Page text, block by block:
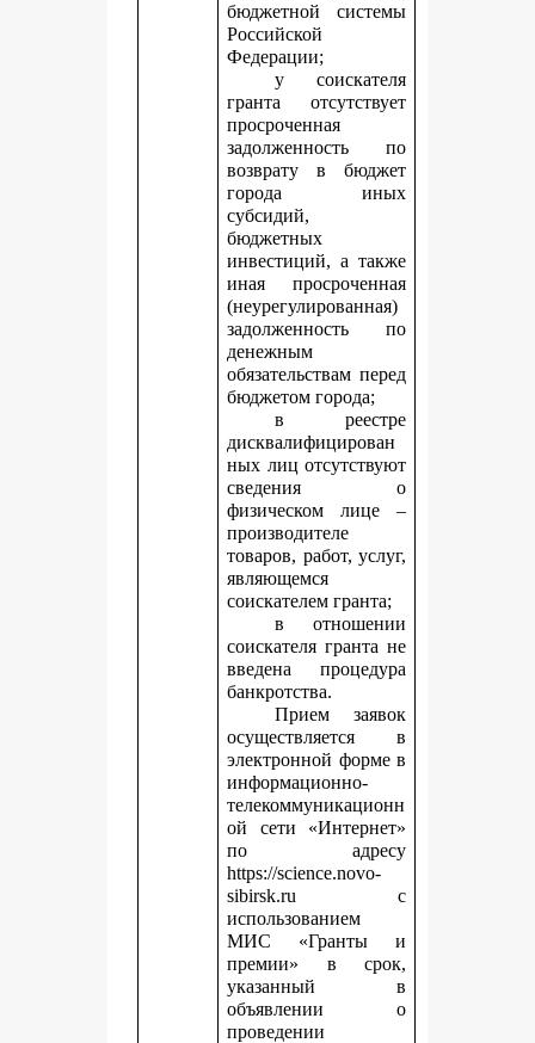
бюджетной системы
Российской
Федерации;
у соискателя
гранта отсутствует
просроченная
задолженность по
возврату в бюджет
города иных
субсидий,
бюджетных
инвестиций, а также
иная просроченная
(неурегулированная)
задолженность по
денежным
обязательствам перед
бюджетом города;
в реестре
дисквалифицирован
ных лиц отсутствуют
сведения о
физическом лице –
производителе
товаров, работ, услуг,
являющемся
соискателем гранта;
в отношении
соискателя гранта не
введена процедура
банкротства.
Прием заявок
осуществляется в
электронной форме в
информационно-
телекоммуникационн
ой сети «Интернет»
по адресу
https://science.novo-
sibirsk.ru с
использованием
МИС «Гранты и
премии» в срок,
указанный в
объявлении о
проведении